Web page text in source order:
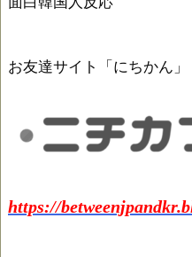
お友達サイト「にちかん
https://